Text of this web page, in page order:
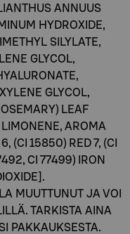
ANNUUS
HYDROXIDE,
SILYLATE,
GLYCOL,
GLYCOL,
LEAF
AROMA
(CI 15850) RED 7, (CI
CI 77499) IRON
MUUTTUNUT JA VOI
TARKISTA AINA
PAKKAUKSESTA.